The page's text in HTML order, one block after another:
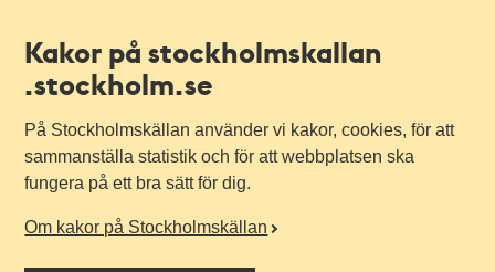
Kakor på stockholmskallan
.stockholm.se
På Stockholmskällan använder vi kakor, cookies, för att
sammanställa statistik och för att webbplatsen ska
fungera på ett bra sätt för dig.
Om kakor på Stockholmskällan